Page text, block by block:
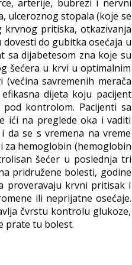
arterije, bubrezi i nervni
ulceroznog stopala (koje se
krvnog pritiska, otkazivanja
do gubitka osećaja u
sa dijabetesom zna koje su
šećera u krvi u optimalnim
savremenih merača
dijeta koju pacijent
kontrolom. Pacijenti sa
ići na preglede oka i vaditi
da se s vremena na vreme
za hemoglobin (hemoglobin
šećer u poslednja tri
pridružene bolesti, godine
proveravaju krvni pritisak i
ili neprijatne osećaje.
čvrstu kontrolu glukoze,
prate tu bolest.